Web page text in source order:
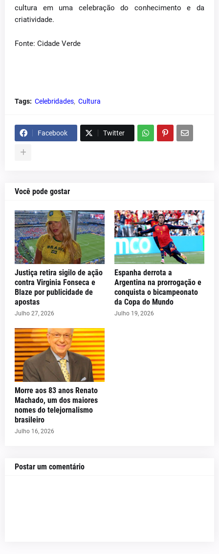
cultura em uma celebração do conhecimento e da
criatividade.
Fonte: Cidade Verde
Tags: Celebridades Cultura
Facebook Twitter
Você pode gostar
Justiça retira sigilo de ação
contra Virginia Fonseca e
Blaze por publicidade de
apostas
Julho 27, 2026
Espanha derrota a
Argentina na prorrogação e
conquista o bicampeonato
da Copa do Mundo
Julho 19, 2026
Morre aos 83 anos Renato
Machado, um dos maiores
nomes do telejornalismo
brasileiro
Julho 16, 2026
Postar um comentário